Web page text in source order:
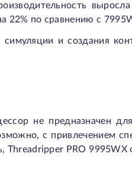
выросла
22% по сравнению с
и создания
не предназначен
с привлечением
Threadripper PRO 9995WX